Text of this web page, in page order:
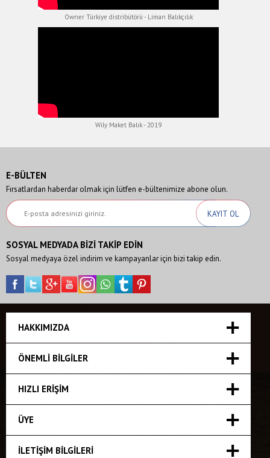
Owner Türkiye distribütörü - Liman Balıkçılık
Wily Maket Balık - 2019
E-BÜLTEN
Fırsatlardan haberdar olmak için lütfen e-bültenimize abone olun.
SOSYAL MEDYADA BİZİ TAKİP EDİN
Sosyal medyaya özel indirim ve kampayanlar için bizi takip edin.
HAKKIMIZDA
ÖNEMLI BILGILER
HIZLI ERIŞIM
ÜYE
İLETIŞIM BILGILERI